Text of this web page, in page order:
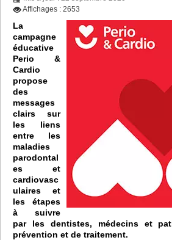
Affichages : 2653
La
campagne
éducative
Perio &
Cardio
propose
des
messages
clairs sur
les liens
entre les
maladies
parodontal
es et
cardiovasc
ulaires et
les étapes
à suivre
par les dentistes, médecins et
prévention et de traitement.